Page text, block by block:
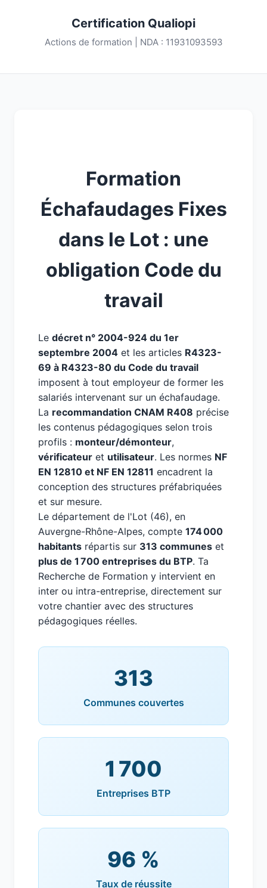
Certification Qualiopi
Actions de formation | NDA : 11931093593
Formation
Échafaudages Fixes
dans le Lot : une
obligation Code du
travail
Le décret n° 2004-924 du 1er
septembre 2004 et les articles R4323-
69 à R4323-80 du Code du travail
imposent à tout employeur de former les
salariés intervenant sur un échafaudage.
La recommandation CNAM R408 précise
les contenus pédagogiques selon trois
profils : monteur/démonteur,
vérificateur et utilisateur. Les normes NF
EN 12810 et NF EN 12811 encadrent la
conception des structures préfabriquées
et sur mesure.
Le département de l'Lot (46), en
Auvergne-Rhône-Alpes, compte 174 000
habitants répartis sur 313 communes et
plus de 1 700 entreprises du BTP. Ta
Recherche de Formation y intervient en
inter ou intra-entreprise, directement sur
votre chantier avec des structures
pédagogiques réelles.
313
Communes couvertes
1 700
Entreprises BTP
96 %
Taux de réussite